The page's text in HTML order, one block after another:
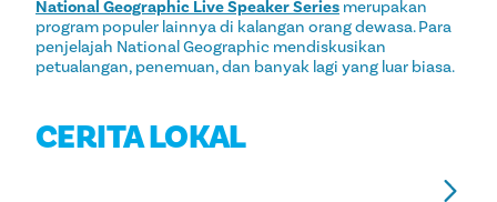
National Geographic Live Speaker Series merupakan
program populer lainnya di kalangan orang dewasa. Para
penjelajah National Geographic mendiskusikan
petualangan, penemuan, dan banyak lagi yang luar biasa.
CERITA LOKAL